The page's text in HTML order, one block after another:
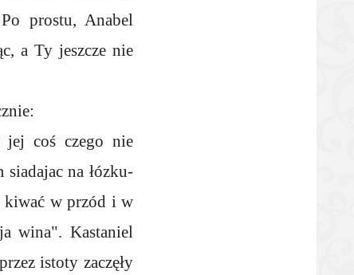
prostu, Anabel
a Ty jeszcze nie
jej coś czego nie
na łózku-
kiwać w przód i w
wina". Kastaniel
istoty zaczęły